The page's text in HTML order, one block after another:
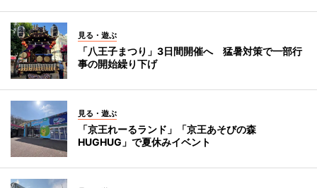
見る・遊ぶ
「八王子まつり」3日間開催へ 猛暑対策で一部行
事の開始繰り下げ
見る・遊ぶ
「京王れーるランド」「京王あそびの森
HUGHUG」で夏休みイベント